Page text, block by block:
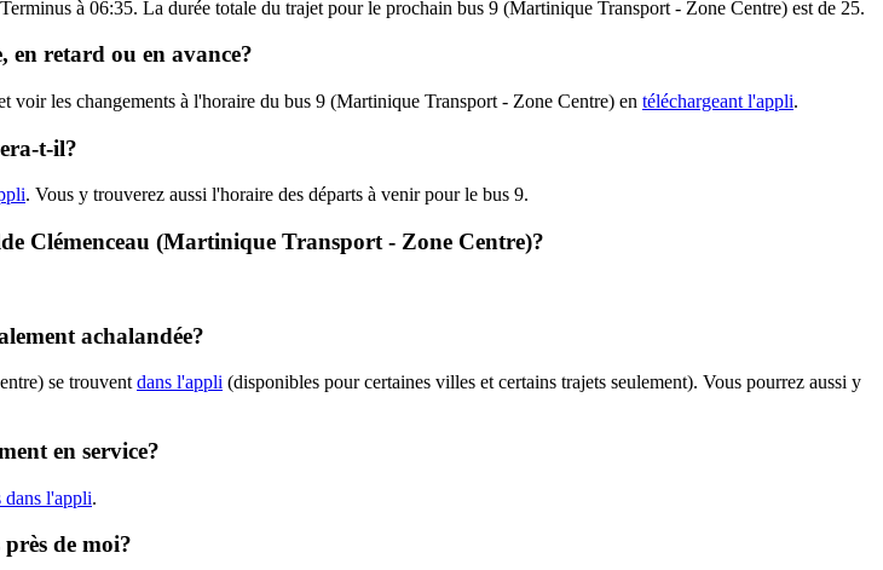
à 06:35. La durée totale du trajet pour le prochain bus 9 (Martinique Transport - Zone Centre) est de 25.
en retard ou en avance?
les changements à l'horaire du bus 9 (Martinique Transport - Zone Centre) en téléchargeant l'appli.
t-il?
. Vous y trouverez aussi l'horaire des départs à venir pour le bus 9.
Clémenceau (Martinique Transport - Zone Centre)?
achalandée?
se trouvent dans l'appli (disponibles pour certaines villes et certains trajets seulement). Vous pourrez aussi y
en service?
dans l'appli.
de moi?